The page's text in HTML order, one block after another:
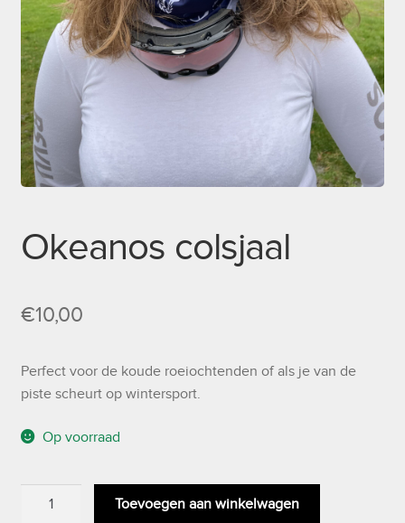
Okeanos colsjaal
€10,00
Perfect voor de koude roeiochtenden of als je van de
piste scheurt op wintersport.
Op voorraad
Okeanos
Toevoegen aan winkelwagen